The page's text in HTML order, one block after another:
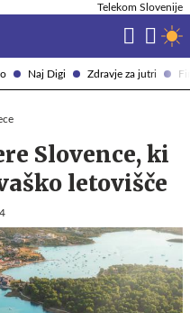
Naj Digi Zdravje za jutri
Telekom Slovenije
Slovence, ki
letovišče